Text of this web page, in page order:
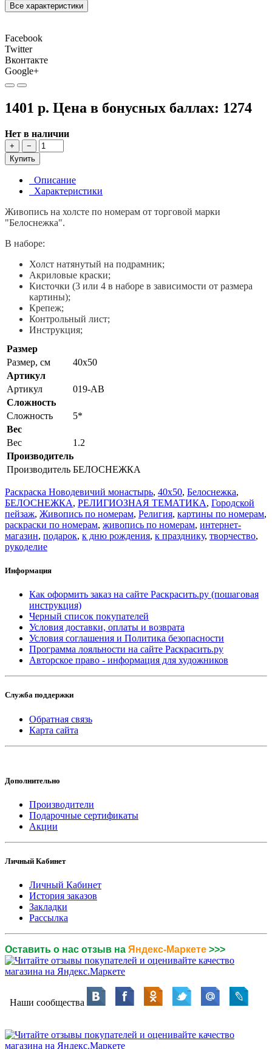
Все характеристики
Facebook
Twitter
Вконтакте
Google+
1401 р. Цена в бонусных баллах: 1274
Нет в наличии
+
−
Купить
Описание
Характеристики
Живопись на холсте по номерам от торговой марки
"Белоснежка".
В наборе:
Холст натянутый на подрамник;
Акриловые краски;
Кисточки (3 или 4 в наборе в зависимости от размера
картины);
Крепеж;
Контрольный лист;
Инструкция;
Размер
Размер, см
40x50
Артикул
Артикул
019-AB
Сложность
Сложность
5*
Вес
Вес
1.2
Производитель
Производитель БЕЛОСНЕЖКА
Раскраска Новодевичий монастырь, 40x50, Белоснежка,
БЕЛОСНЕЖКА, РЕЛИГИОЗНАЯ ТЕМАТИКА, Городской
пейзаж, Живопись по номерам, Религия, картины по номерам,
раскраски по номерам, живопись по номерам, интернет-
магазин, подарок, к дню рождения, к празднику, творчество,
рукоделие
Информация
Как оформить заказ на сайте Раскрасить.ру (пошаговая
инструкция)
Черный список покупателей
Условия доставки, оплаты и возврата
Условия соглашения и Политика безопасности
Программа лояльности на сайте Раскрасить.ру
Авторское право - информация для художников
Служба поддержки
Обратная связь
Карта сайта
Дополнительно
Производители
Подарочные сертификаты
Акции
Личный Кабинет
Личный Кабинет
История заказов
Закладки
Рассылка
Оставить о нас отзыв на Яндекс-Маркете >>>
Наши сообщества